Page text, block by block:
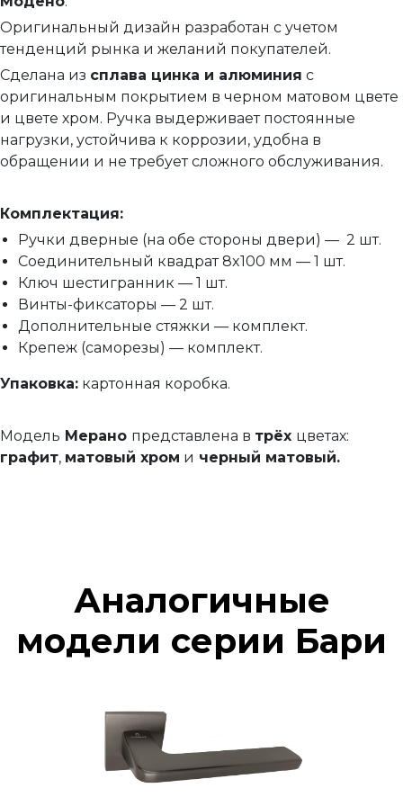
Сантехнические завертки
Цилиндры
Накладки под цилиндр
Фурнитура для финских дверей
Механизмы для раздвижных и складных дверей
Оригинальный дизайн разработан с учетом
тенденций рынка и желаний покупателей.
Сделана из сплава цинка и алюминия с
оригинальным покрытием в черном матовом цвете
и цвете хром. Ручка выдерживает постоянные
нагрузки, устойчива к коррозии, удобна в
обращении и не требует сложного обслуживания.
Комплектация:
Ручки дверные (на обе стороны двери) — 2 шт.
Соединительный квадрат 8x100 мм — 1 шт.
Ключ шестигранник — 1 шт.
Винты-фиксаторы — 2 шт.
Дополнительные стяжки — комплект.
Крепеж (саморезы) — комплект.
Упаковка: картонная коробка.
Модель Мерано представлена в трёх цветах:
графит, матовый хром и черный матовый.
Аналогичные
модели серии Бари